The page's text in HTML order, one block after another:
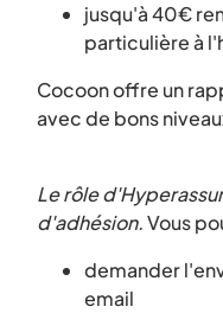
jusqu'à 40€
particulière à
Cocoon offre un
avec de bons
Le rôle
d'adhésion.Vous
demander
email